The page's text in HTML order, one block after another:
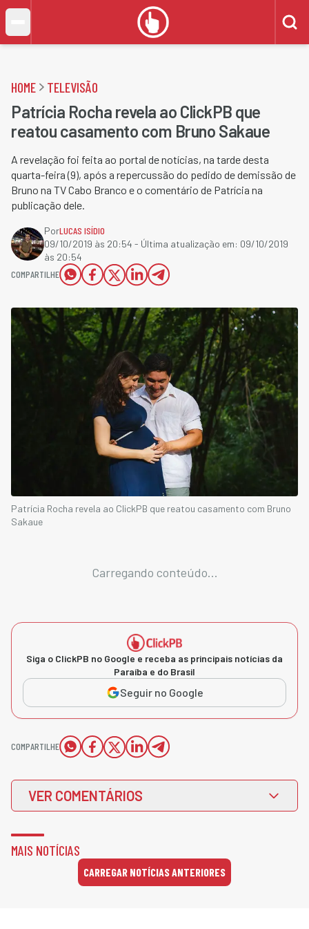
HOME TELEVISÃO
Patrícia Rocha revela ao ClickPB que
reatou casamento com Bruno Sakaue
A revelação foi feita ao portal de notícias, na tarde desta
quarta-feira (9), após a repercussão do pedido de demissão de
Bruno na TV Cabo Branco e o comentário de Patrícia na
publicação dele.
PorLUCAS ISÍDIO
09/10/2019 às 20:54 - Última atualização em: 09/10/2019
às 20:54
COMPARTILHE
Patrícia Rocha revela ao ClickPB que reatou casamento com Bruno
Sakaue
Carregando conteúdo...
Siga o ClickPB no Google e receba as principais notícias da
Paraíba e do Brasil
Seguir no Google
COMPARTILHE
VER COMENTÁRIOS
MAIS NOTÍCIAS
CARREGAR NOTÍCIAS ANTERIORES